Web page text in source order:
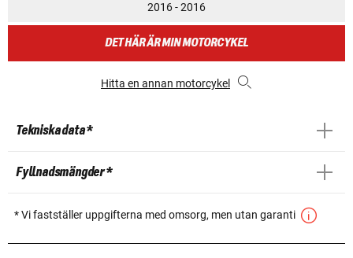
2016 - 2016
DET HÄR ÄR MIN MOTORCYKEL
Hitta en annan motorcykel
Tekniska data *
Fyllnadsmängder *
* Vi fastställer uppgifterna med omsorg, men utan garanti